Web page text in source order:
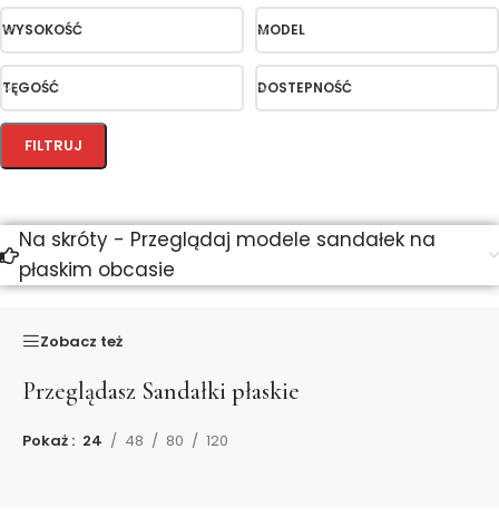
WYSOKOŚĆ MODEL
TĘGOŚĆ DOSTEPNOŚĆ
FILTRUJ
Na skróty - Przeglądaj modele sandałek na
płaskim obcasie
Zobacz też
Przeglądasz Sandałki płaskie
Pokaż 24 48 80 120